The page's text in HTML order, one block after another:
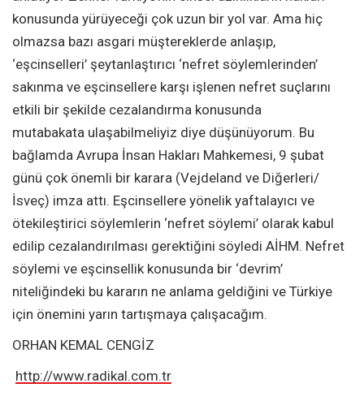
konusunda yürüyeceği çok uzun bir yol var. Ama hiç
olmazsa bazı asgari müştereklerde anlaşıp,
‘eşcinselleri’ şeytanlaştırıcı ‘nefret söylemlerinden’
sakınma ve eşcinsellere karşı işlenen nefret suçlarını
etkili bir şekilde cezalandırma konusunda
mutabakata ulaşabilmeliyiz diye düşünüyorum. Bu
bağlamda Avrupa İnsan Hakları Mahkemesi, 9 şubat
günü çok önemli bir karara (Vejdeland ve Diğerleri/
İsveç) imza attı. Eşcinsellere yönelik yaftalayıcı ve
ötekileştirici söylemlerin ‘nefret söylemi’ olarak kabul
edilip cezalandırılması gerektiğini söyledi AİHM. Nefret
söylemi ve eşcinsellik konusunda bir ‘devrim’
niteliğindeki bu kararın ne anlama geldiğini ve Türkiye
için önemini yarın tartışmaya çalışacağım.
ORHAN KEMAL CENGİZ
http://www.radikal.com.tr